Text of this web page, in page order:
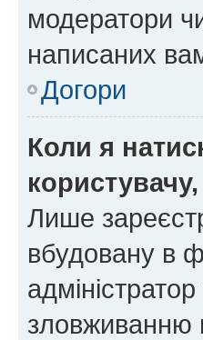
модератори
написаних
Догори
Коли я
Лише
вбудовану в
зловживанню